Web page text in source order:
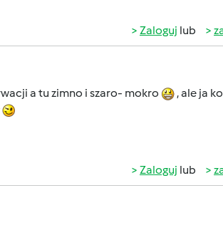
Zaloguj lub
a tu zimno i szaro- mokro
, ale ja
Zaloguj lub